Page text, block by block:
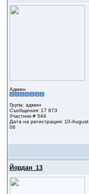
Админ
Група: админ
Съобщения: 17 873
Участник # 544
Дата на регистрация: 10-August
06
Йордан_13